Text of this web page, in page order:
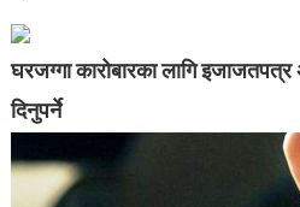
घरजग्गा कारोबारका लागि
दिनुपर्ने